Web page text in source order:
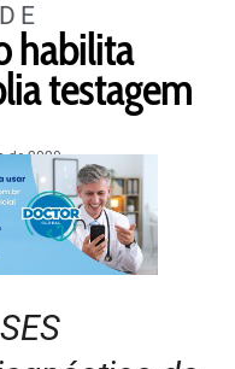
habilita
testagem
de 2020